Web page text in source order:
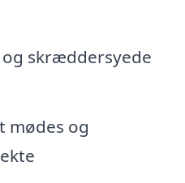
skræddersyede
mødes og